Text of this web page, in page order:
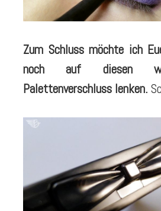
Zum Schluss möchte ich
noch auf diesen
Palettenverschluss lenken.